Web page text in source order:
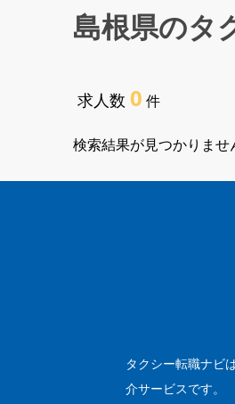
島根県のタ
求人数 0 件
検索結果が見つかりませ
タクシー転職ナビ
介サービスです。